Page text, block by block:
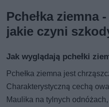
Pchełka ziemna
jakie czyni
Jak wyglądają pchełki
Pchełka ziemna jest
Charakterystyczną cechą
Maulika na tylnych